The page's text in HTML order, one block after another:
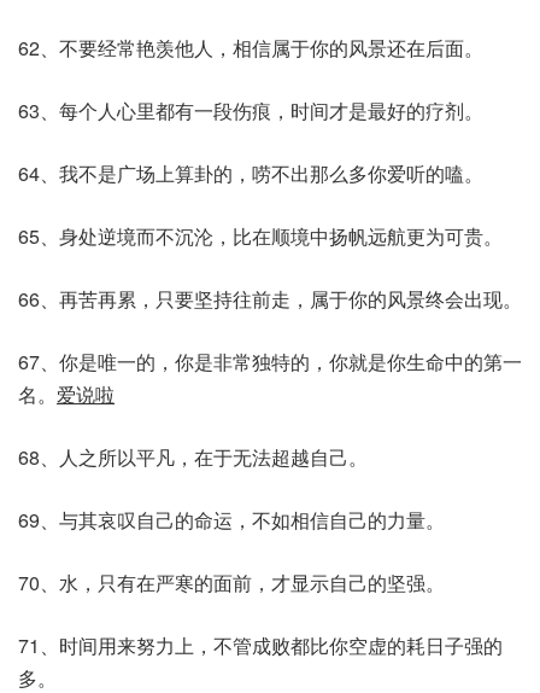
62、不要经常艳羡他人，相信属于你的风景还在后面。
63、每个人心里都有一段伤痕，时间才是最好的疗剂。
64、我不是广场上算卦的，唠不出那么多你爱听的嗑。
65、身处逆境而不沉沦，比在顺境中扬帆远航更为可贵。
66、再苦再累，只要坚持往前走，属于你的风景终会出现。
67、你是唯一的，你是非常独特的，你就是你生命中的第一
名。 爱说啦
68、人之所以平凡，在于无法超越自己。
69、与其哀叹自己的命运，不如相信自己的力量。
70、水，只有在严寒的面前，才显示自己的坚强。
71、时间用来努力上，不管成败都比你空虚的耗日子强的
多。